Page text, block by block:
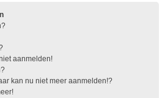
aanmelden!
kan nu niet meer aanmelden!?